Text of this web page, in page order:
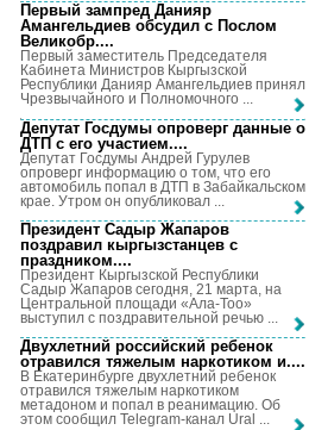
Первый зампред Данияр
Амангельдиев обсудил с Послом
Великобр....
Первый заместитель Председателя
Кабинета Министров Кыргызской
Республики Данияр Амангельдиев принял
Чрезвычайного и Полномочного ...
Депутат Госдумы опроверг данные о
ДТП с его участием....
Депутат Госдумы Андрей Гурулев
опроверг информацию о том, что его
автомобиль попал в ДТП в Забайкальском
крае. Утром он опубликовал ...
Президент Садыр Жапаров
поздравил кыргызстанцев с
праздником....
Президент Кыргызской Республики
Садыр Жапаров сегодня, 21 марта, на
Центральной площади «Ала-Тоо»
выступил с поздравительной речью ...
Двухлетний российский ребенок
отравился тяжелым наркотиком и....
В Екатеринбурге двухлетний ребенок
отравился тяжелым наркотиком
метадоном и попал в реанимацию. Об
этом сообщил Telegram-канал Ural ...